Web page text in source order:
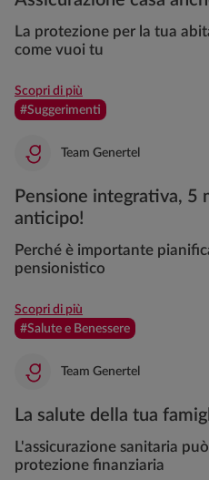
La protezione per la tua
come vuoi tu
Scopri di più
#Suggerimenti
Team Genertel
Pensione integrativa, 5
anticipo!
Perché è importante
pensionistico
Scopri di più
#Salute e Benessere
Team Genertel
La salute della tua
L'assicurazione sanitaria
protezione finanziaria